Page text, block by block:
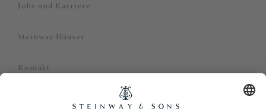
Jobs und Karriere
Steinway Häuser
Kontakt